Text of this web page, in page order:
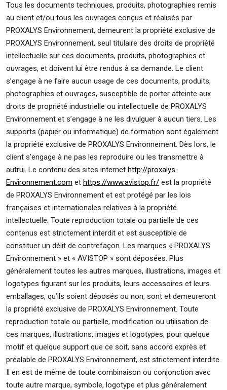
Tous les documents techniques, produits, photographies remis
au client et/ou tous les ouvrages conçus et réalisés par
PROXALYS Environnement, demeurent la propriété exclusive de
PROXALYS Environnement, seul titulaire des droits de propriété
intellectuelle sur ces documents, produits, photographies et
ouvrages, et doivent lui être rendus à sa demande. Le client
s’engage à ne faire aucun usage de ces documents, produits,
photographies et ouvrages, susceptible de porter atteinte aux
droits de propriété industrielle ou intellectuelle de PROXALYS
Environnement et s’engage à ne les divulguer à aucun tiers. Les
supports (papier ou informatique) de formation sont également
la propriété exclusive de PROXALYS Environnement. Dès lors, le
client s’engage à ne pas les reproduire ou les transmettre à
autrui. Le contenu des sites internet http://proxalys-
Environnement.com et https://www.avistop.fr/ est la propriété
de PROXALYS Environnement et est protégé par les lois
françaises et internationales relatives à la propriété
intellectuelle. Toute reproduction totale ou partielle de ces
contenus est strictement interdit et est susceptible de
constituer un délit de contrefaçon. Les marques « PROXALYS
Environnement » et « AVISTOP » sont déposées. Plus
généralement toutes les autres marques, illustrations, images et
logotypes figurant sur les produits, leurs accessoires et leurs
emballages, qu’ils soient déposés ou non, sont et demeureront
la propriété exclusive de PROXALYS Environnement. Toute
reproduction totale ou partielle, modification ou utilisation de
ces marques, illustrations, images et logotypes, pour quelque
motif et quelque support que ce soit, sans accord exprès et
préalable de PROXALYS Environnement, est strictement interdite.
Il en est de même de toute combinaison ou conjonction avec
toute autre marque, symbole, logotype et plus généralement